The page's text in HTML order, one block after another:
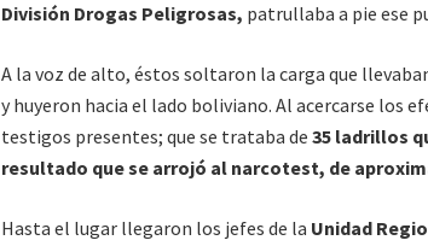
División Drogas Peligrosas, patrullaba a pie ese
A la voz de alto, éstos soltaron la carga que
y huyeron hacia el lado boliviano. Al acercarse los
testigos presentes; que se trataba de 35 ladrillos
resultado que se arrojó al narcotest, de
Hasta el lugar llegaron los jefes de la Unidad